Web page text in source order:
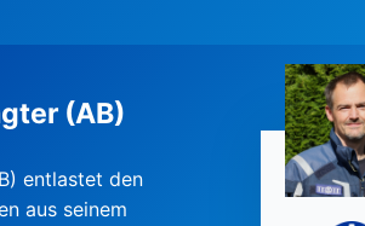
(AB)
entlastet den
aus seinem